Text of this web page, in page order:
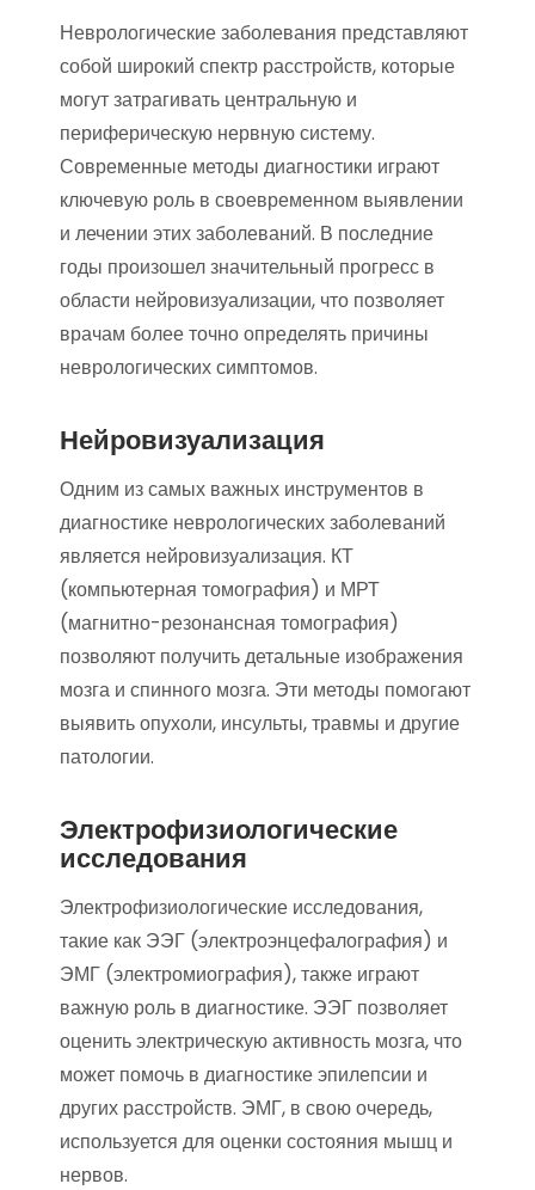
Неврологические заболевания представляют
собой широкий спектр расстройств, которые
могут затрагивать центральную и
периферическую нервную систему.
Современные методы диагностики играют
ключевую роль в своевременном выявлении
и лечении этих заболеваний. В последние
годы произошел значительный прогресс в
области нейровизуализации, что позволяет
врачам более точно определять причины
неврологических симптомов.
Нейровизуализация
Одним из самых важных инструментов в
диагностике неврологических заболеваний
является нейровизуализация. КТ
(компьютерная томография) и МРТ
(магнитно-резонансная томография)
позволяют получить детальные изображения
мозга и спинного мозга. Эти методы помогают
выявить опухоли, инсульты, травмы и другие
патологии.
Электрофизиологические
исследования
Электрофизиологические исследования,
такие как ЭЭГ (электроэнцефалография) и
ЭМГ (электромиография), также играют
важную роль в диагностике. ЭЭГ позволяет
оценить электрическую активность мозга, что
может помочь в диагностике эпилепсии и
других расстройств. ЭМГ, в свою очередь,
используется для оценки состояния мышц и
нервов.